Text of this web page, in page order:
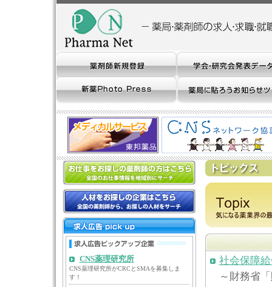
CNS薬理研究所
CNS薬理研究所がCRCとSMAを募集しま
す！
社会保障
～財務省